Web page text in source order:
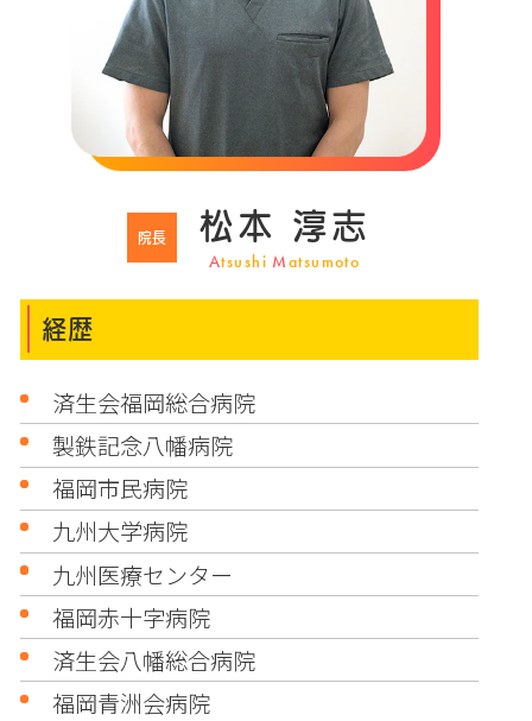
院長 松本 淳志
Atsushi Matsumoto
経歴
済生会福岡総合病院
製鉄記念八幡病院
福岡市民病院
九州大学病院
九州医療センター
福岡赤十字病院
済生会八幡総合病院
福岡青洲会病院